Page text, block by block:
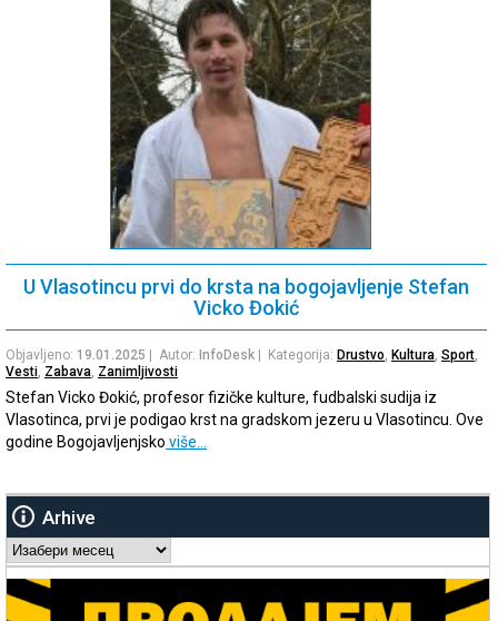
U Vlasotincu prvi do krsta na bogojavljenje Stefan
Vicko Đokić
Objavljeno: 19.01.2025 | Autor: InfoDesk | Kategorija: Drustvo, Kultura, Sport,
Vesti, Zabava, Zanimljivosti
Stefan Vicko Đokić, profesor fizičke kulture, fudbalski sudija iz
Vlasotinca, prvi je podigao krst na gradskom jezeru u Vlasotincu. Ove
godine Bogojavljenjsko više…
Arhive
Arhive